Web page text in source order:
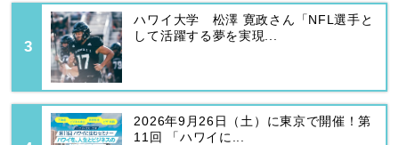
ハワイ大学 松澤 寛政さん「NFL選手と
して活躍する夢を実現...
2026年9月26日（土）に東京で開催！第
11回 「ハワイに...